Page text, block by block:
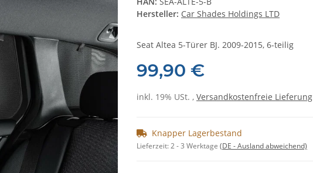
Hersteller: Car Shades Holdings LTD
Seat Altea 5-Türer BJ. 2009-2015, 6-teilig
99,90 €
inkl. 19% USt. , Versandkostenfreie Lieferung
Knapper Lagerbestand
Lieferzeit:2 - 3 Werktage (DE - Ausland abweichend)